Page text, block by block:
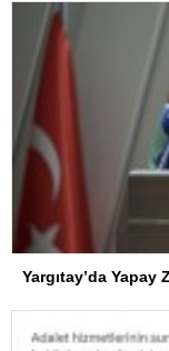
Yargıtay’da